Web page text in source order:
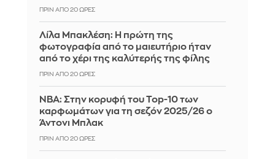
ΠΡΙΝ ΑΠΌ 20 ΏΡΕΣ
Λίλα Μπακλέση: Η πρώτη της
φωτογραφία από το μαιευτήριο ήταν
από το χέρι της καλύτερής της φίλης
ΠΡΙΝ ΑΠΌ 20 ΏΡΕΣ
ΝΒΑ: Στην κορυφή του Top-10 των
καρφωμάτων για τη σεζόν 2025/26 ο
Άντονι Μπλακ
ΠΡΙΝ ΑΠΌ 20 ΏΡΕΣ